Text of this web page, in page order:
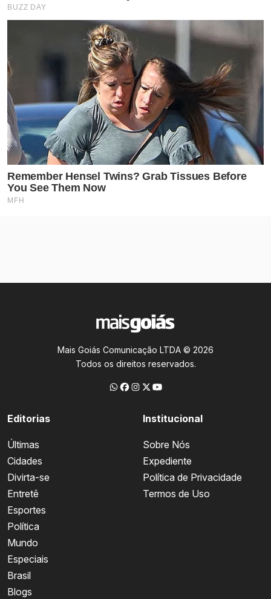
Mais Goiás Comunicação LTDA © 2026
Todos os direitos reservados.
Editorias
Últimas
Cidades
Divirta-se
Entretê
Esportes
Política
Mundo
Especiais
Brasil
Blogs
Institucional
Sobre Nós
Expediente
Política de Privacidade
Termos de Uso